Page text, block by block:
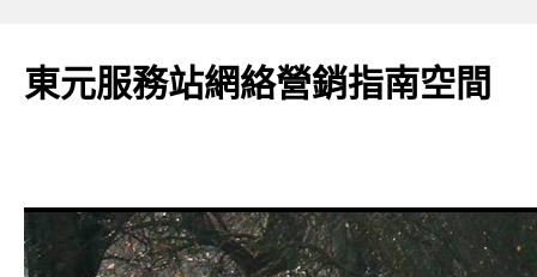
東元服務站網絡營銷指南空間